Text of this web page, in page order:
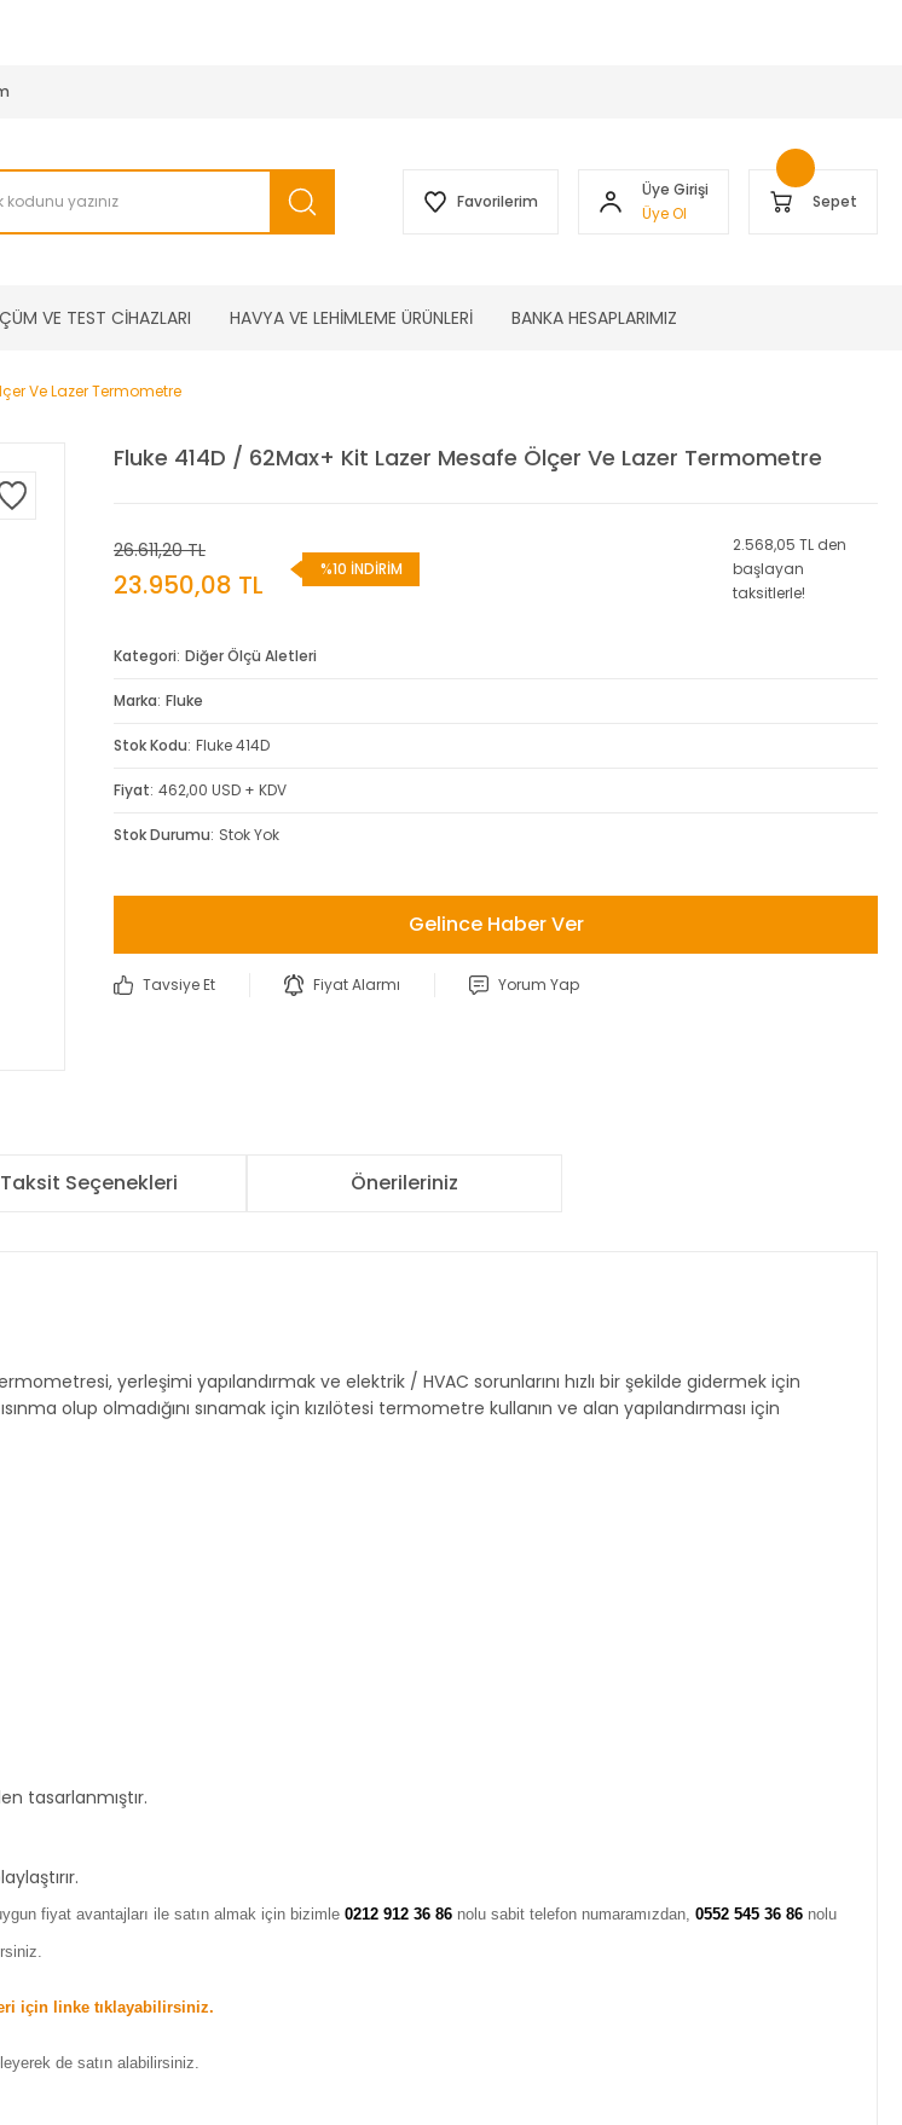
Favorilerim
Üye Girişi
Üye Ol
Sepet
VE TEST CİHAZLARI HAVYA VE LEHİMLEME ÜRÜNLERİ BANKA HESAPLARIMIZ
Ve Lazer Termometre
Fluke 414D / 62Max+ Kit Lazer Mesafe Ölçer Ve Lazer Termometre
26.611,20 TL
23.950,08 TL %10 İNDİRİM
2.568,05 TL den
başlayan
taksitlerle!
Kategori Diğer Ölçü Aletleri
Marka Fluke
Stok Kodu Fluke 414D
Fiyat 462,00 USD + KDV
Stok Durumu Stok Yok
Gelince Haber Ver
Tavsiye Et Fiyat Alarmı Yorum Yap
Taksit Seçenekleri Önerileriniz
yerleşimi yapılandırmak ve elektrik / HVAC sorunlarını hızlı bir şekilde gidermek için
olup olmadığını sınamak için kızılötesi termometre kullanın ve alan yapılandırması için
tasarlanmıştır.
fiyat avantajları ile satın almak için bizimle 0212 912 36 86 nolu sabit telefon numaramızdan, 0552 545 36 86 nolu
için linke tıklayabilirsiniz.
de satın alabilirsiniz.